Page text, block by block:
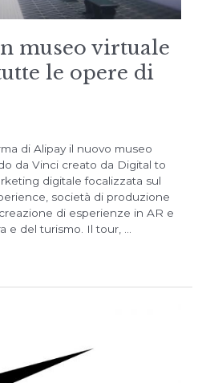
museo virtuale
le opere di
di Alipay il nuovo museo
da Vinci creato da Digital to
digitale focalizzata sul
società di produzione
di esperienze in AR e
e del turismo. Il tour, …